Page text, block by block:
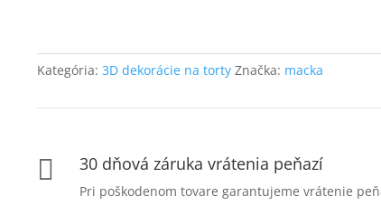
Kategória: 3D dekorácie na torty Značka: macka
 30 dňová záruka vrátenia peňazí
Pri poškodenom tovare garantujeme vrátenie